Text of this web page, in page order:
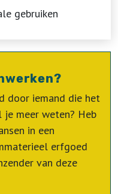
gebruiken
door iemand die het
meer weten? Heb
in een
erfgoed
van deze